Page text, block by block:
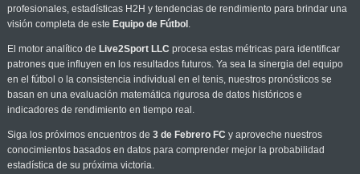
profesionales, estadísticas H2H y tendencias de rendimiento para brindar una
visión completa de este Equipo de Fútbol .
El motor analítico de Live2Sport LLC procesa estas métricas para identificar
patrones que influyen en los resultados futuros. Ya sea la sinergia del equipo
en el fútbol o la consistencia individual en el tenis, nuestros pronósticos se
basan en una evaluación matemática rigurosa de datos históricos e
indicadores de rendimiento en tiempo real.
Siga los próximos encuentros de 3 de Febrero FC y aproveche nuestros
conocimientos basados en datos para comprender mejor la probabilidad
estadística de su próxima victoria.